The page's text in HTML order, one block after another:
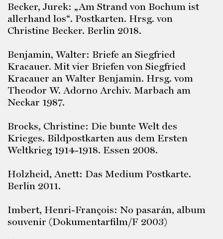
Becker, Jurek: „Am Strand von Bochum ist
allerhand los“. Postkarten. Hrsg. von
Christine Becker. Berlin 2018.
Benjamin, Walter: Briefe an Siegfried
Kracauer. Mit vier Briefen von Siegfried
Kracauer an Walter Benjamin. Hrsg. vom
Theodor W. Adorno Archiv. Marbach am
Neckar 1987.
Brocks, Christine: Die bunte Welt des
Krieges. Bildpostkarten aus dem Ersten
Weltkrieg 1914-1918. Essen 2008.
Holzheid, Anett: Das Medium Postkarte.
Berlin 2011.
Imbert, Henri-François: No pasarán, album
souvenir (Dokumentarfilm/F 2003)